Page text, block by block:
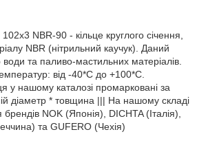
NBR-90 - кільце круглого січення,
NBR (нітрильний каучук). Даний
води та паливо-мастильних матеріалів.
від -40*С до +100*С.
у нашому каталозі промарковані за
діаметр * товщина ||| На нашому складі
брендів NOK (Японія), DICHTA (Італія),
та GUFERO (Чехія)